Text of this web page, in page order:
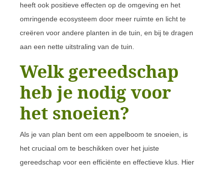
heeft ook positieve effecten op de omgeving en het
omringende ecosysteem door meer ruimte en licht te
creëren voor andere planten in de tuin, en bij te dragen
aan een nette uitstraling van de tuin.
Welk gereedschap
heb je nodig voor
het snoeien?
Als je van plan bent om een appelboom te snoeien, is
het cruciaal om te beschikken over het juiste
gereedschap voor een efficiënte en effectieve klus. Hier